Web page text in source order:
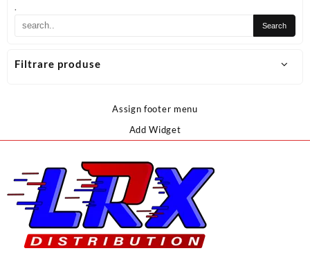
.
Filtrare produse
Assign footer menu
Add Widget